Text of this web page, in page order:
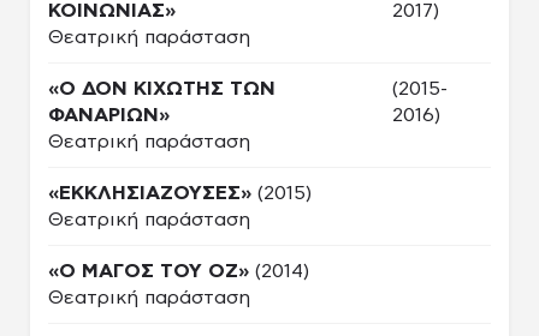
ΚΟΙΝΩΝΙΑΣ»
2017)
Θεατρική παράσταση
«Ο ΔΟΝ ΚΙΧΩΤΗΣ ΤΩΝ
ΦΑΝΑΡΙΩΝ»
(2015-
2016)
Θεατρική παράσταση
«ΕΚΚΛΗΣΙΑΖΟΥΣΕΣ» (2015)
Θεατρική παράσταση
«Ο ΜΑΓΟΣ ΤΟΥ ΟΖ» (2014)
Θεατρική παράσταση